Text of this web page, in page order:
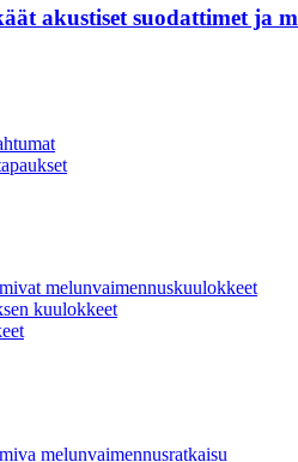
akustiset suodattimet ja
melunvaimennuskuulokkeet
kuulokkeet
melunvaimennusratkaisu